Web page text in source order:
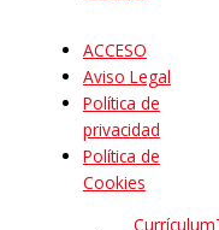
ACCESO
Aviso Legal
Política de
privacidad
Política de
Cookies
Currículum